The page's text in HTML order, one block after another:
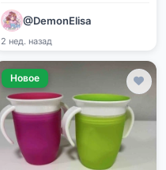
@DemonElisa
2 нед. назад
Новое